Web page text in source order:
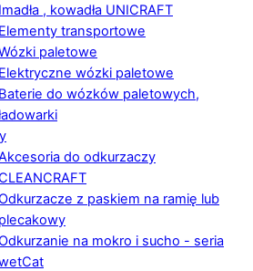
Imadła , kowadła UNICRAFT
Elementy transportowe
paletowe
Elektryczne wózki paletowe
Baterie do wózków paletowych,
do odkurzaczy
z paskiem na ramię lub
plecakowy
na mokro i sucho - seria